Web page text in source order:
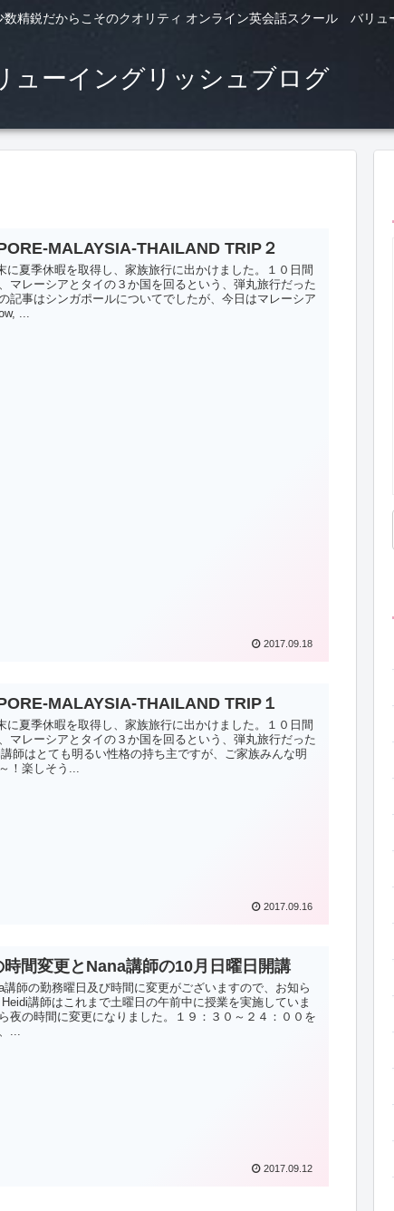
精鋭だからこそのクオリティ オンライン英会話スクール バリュ
ューイングリッシュブログ
MALAYSIA-THAILAND TRIP２
に夏季休暇を取得し、家族旅行に出かけました。１０日間
マレーシアとタイの３か国を回るという、弾丸旅行だった
記事はシンガポールについてでしたが、今日はマレーシア
...
2017.09.18
MALAYSIA-THAILAND TRIP１
に夏季休暇を取得し、家族旅行に出かけました。１０日間
マレーシアとタイの３か国を回るという、弾丸旅行だった
師はとても明るい性格の持ち主ですが、ご家族みんな明
！楽しそう...
2017.09.16
間変更とNana講師の10月日曜日開講
講師の勤務曜日及び時間に変更がございますので、お知ら
講師はこれまで土曜日の午前中に授業を実施していま
夜の時間に変更になりました。１９：３０～２４：００を
...
2017.09.12